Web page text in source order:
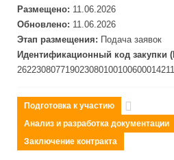
Размещено: 11.06.2026
Обновлено: 11.06.2026
Этап размещения: Подача заявок
Идентификационный код закупки
Подготовка к участию
Анализ и разработка документации
Заключение контракта